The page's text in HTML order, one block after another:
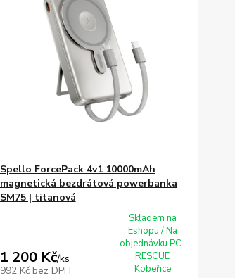
Spello ForcePack 4v1 10000mAh
magnetická bezdrátová powerbanka
SM75 | titanová
1 200 Kč/ks
992 Kč bez DPH
Skladem na
Eshopu / Na
objednávku PC-
RESCUE
Kobeřice